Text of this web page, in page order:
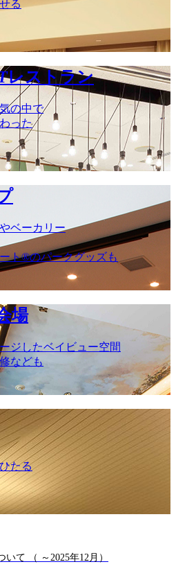
る
レストラン
の中で
った
ベーカリー
ト®のパークグッズも
場
ジしたベイビュー空間
なども
たる
て （ ～2025年12月）